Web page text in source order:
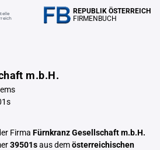
REPUBLIK ÖSTERREICH
FIRMENBUCH
m.b.H.
Firma Fürnkranz Gesellschaft m.b.H.
39501saus demösterreichischen